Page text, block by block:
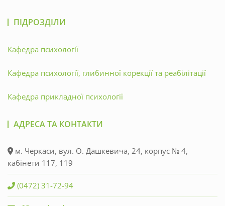
ПІДРОЗДІЛИ
Кафедра психології
Кафедра психології, глибинної корекції та реабілітації
Кафедра прикладної психології
АДРЕСА ТА КОНТАКТИ
м. Черкаси, вул. О. Дашкевича, 24, корпус № 4,
кабінети 117, 119
(0472) 31-72-94